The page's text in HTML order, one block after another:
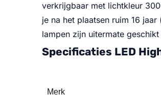
verkrijgbaar met lichtkleur
je na het plaatsen ruim 16
lampen zijn uitermate
Specificaties LED
Merk